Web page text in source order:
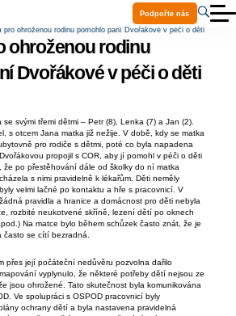
O nás
Aktuality
Služby
Projekty
Praxe a stáže
Kontakty
Pomoc Ukrajině
Podpořte nás
pro ohroženou rodinu pomohlo paní Dvořákové v péči o děti
ohroženou rodinu
Dvořákové v péči o děti
se svými třemi dětmi – Petr (8), Lenka (7) a Jan (2).
s otcem Jana matka již nežije. V době, kdy se matka
pro rodiče s dětmi, poté co byla napadena
propojil s COR, aby jí pomohl v péči o děti
že po přestěhování dále od školky do ní matka
s nimi pravidelně k lékařům. Děti neměly
velmi lačné po kontaktu a hře s pracovnicí. V
pravidla a hranice a domácnost pro děti nebyla
rozbité neukotvené skříně, lezení dětí po oknech
Na matce bylo během schůzek často znát, že je
často se cítí bezradná.
přes její počáteční nedůvěru pozvolna dařilo
vyplynulo, že některé potřeby dětí nejsou ze
jsou ohrožené. Tato skutečnost byla komunikována
Ve spolupráci s OSPOD pracovnicí byly
ochrany dětí a byla nastavena pravidelná